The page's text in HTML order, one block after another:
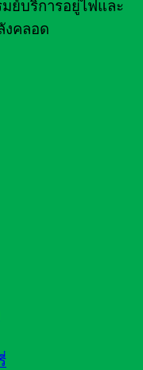
ย์บริการอยู่ไฟและ
คลอด